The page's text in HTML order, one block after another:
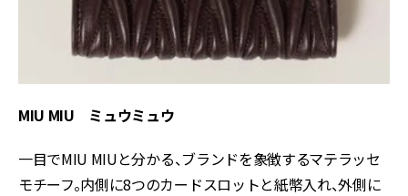
MIU MIU ミュウミュウ
一目でMIU MIUと分かる、ブランドを象徴するマテラッセ
モチーフ。内側に8つのカードスロットと紙幣入れ、外側に